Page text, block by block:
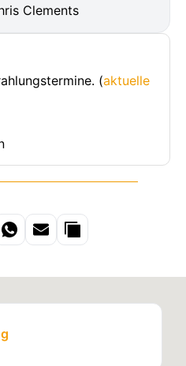
Clements
(aktuelle